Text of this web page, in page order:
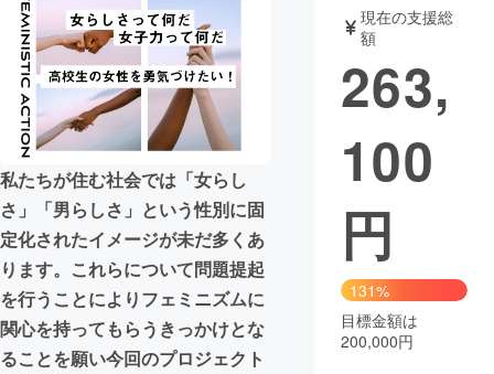
アート・写真 音楽
テクノロジー・ガジェット ゲーム・サ
映像・映画
ビジネス・起業
まちづくり・地域活性化
CAMPFIRE for Social Good
CAMPFIRE Creation
CAMPFIREふるさと納税machi-ya コミュニティ
私たちが住む社会では「女らし
さ」「男らしさ」という性別に固
定化されたイメージが未だ多くあ
ります。これらについて問題提起
を行うことによりフェミニズムに
関心を持ってもらうきっかけとな
ることを願い今回のプロジェクト
現在の支援総
額
263,
100
円
131%
目標金額は
200,000円